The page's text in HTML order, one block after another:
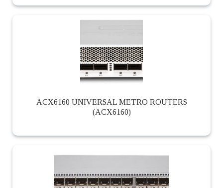
ACX6160 UNIVERSAL METRO ROUTERS
(ACX6160)